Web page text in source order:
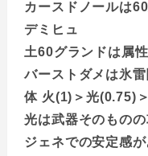
カースドノールは
デミヒュ
土60グランドは属
バーストダメは氷
体 火(1)＞光(0.75)
光は武器そのもの
ジェネでの安定感